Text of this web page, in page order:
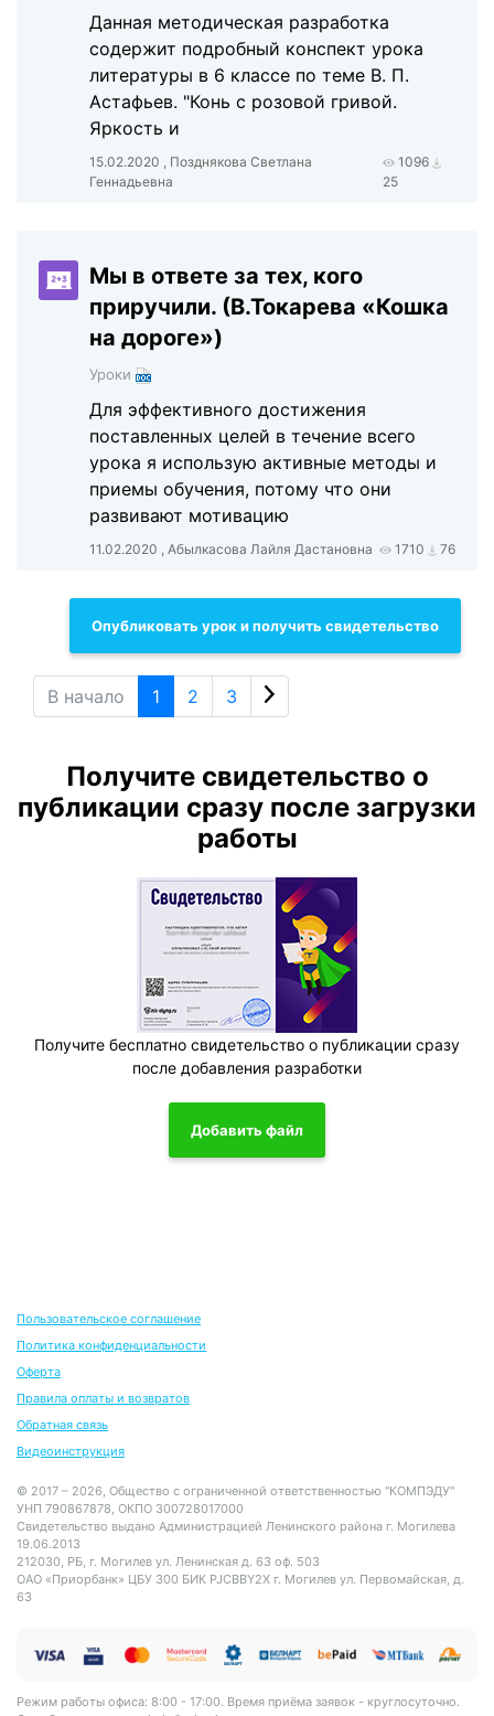
Данная методическая разработка
содержит подробный конспект урока
литературы в 6 классе по теме В. П.
Астафьев. "Конь с розовой гривой.
Яркость и
15.02.2020 , Позднякова Светлана
Геннадьевна
1096
25
Мы в ответе за тех, кого
приручили. (В.Токарева «Кошка
на дороге»)
Уроки
Для эффективного достижения
поставленных целей в течение всего
урока я использую активные методы и
приемы обучения, потому что они
развивают мотивацию
11.02.2020 , Абылкасова Лайля Дастановна 1710 76
Опубликовать урок и получить свидетельство
В начало 1 2 3
Получите свидетельство о
публикации сразу после загрузки
работы
Получите бесплатно свидетельство о публикации сразу
после добавления разработки
Добавить файл
Пользовательское соглашение
Политика конфиденциальности
Оферта
Правила оплаты и возвратов
Обратная связь
Видеоинструкция
© 2017 – 2026, Общество с ограниченной ответственностью "КОМПЭДУ"
УНП 790867878, ОКПО 300728017000
Свидетельство выдано Администрацией Ленинского района г. Могилева
19.06.2013
212030, РБ, г. Могилев ул. Ленинская д. 63 оф. 503
ОАО «Приорбанк» ЦБУ 300 БИК PJCBBY2X г. Могилев ул. Первомайская, д.
63
Режим работы офиса: 8:00 - 17:00. Время приёма заявок - круглосуточно.